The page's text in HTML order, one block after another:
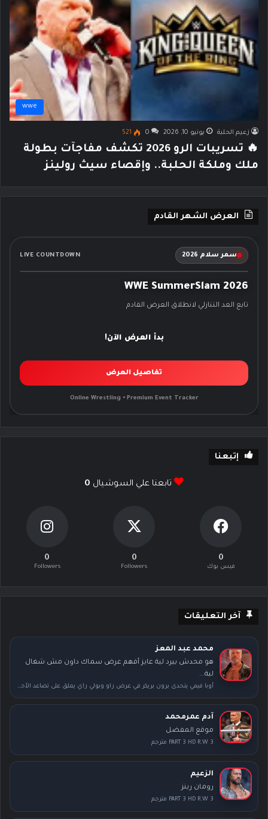
wwe
زعيم الحلبة يونيو 10, 2026 0
521
🔥 تسريبات الرو 2026 تكشف مفاجآت بطولة
ملك وملكة الحلبة.. وإقصاء سيث رولينز
العرض الشهر القادم
سمر سلام 2026 LIVE COUNTDOWN
WWE SummerSlam 2026
تابع العد التنازلي لانطلاق العرض القادم
بدأ العرض الآن!
تفاصيل العرض
Online Wrestling • Premium Event Tracker
إتبعنا
تابعنا علي السوشيال 0
0
فيس بوك
0
Followers
0
Followers
آخر التعليقات
محمد عبد المعز
هو محدش بيرد لية عايز أفهم عرض سماك داون مش شغال
لية...
أوبا فيمي يتحدى برون بريكر في عرض راو وبولي راي يعلق على تصاعد الأحداث بعد سمر سلام
آدم عمرمحمد
موقع المفضل
PART 3 HD R.W 3 مترجم
الزعيم
رومان رينز
PART 3 HD R.W 3 مترجم